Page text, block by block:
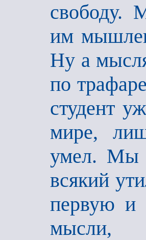
свободу.
им
Ну а
по
студент
мире,
умел. Мы
всякий
первую и
мысли,